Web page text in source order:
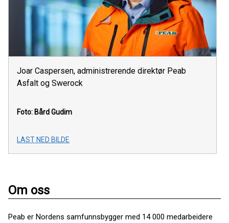
Joar Caspersen, administrerende direktør Peab
Asfalt og Swerock
Foto: Bård Gudim
LAST NED BILDE
Om oss
Peab er Nordens samfunnsbygger med 14 000 medarbeidere